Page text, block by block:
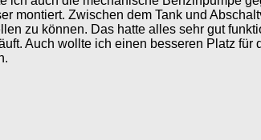
montiert. Zwischen dem Tank und
zu können. Das hatte alles sehr gut
Auch wollte ich einen besseren Platz für